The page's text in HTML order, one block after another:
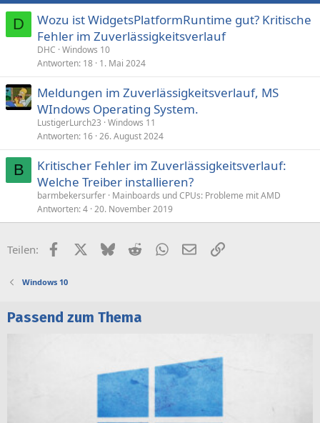
D
Wozu ist WidgetsPlatformRuntime gut? Kritische
Fehler im Zuverlässigkeitsverlauf
DHC Windows 10
Antworten 18 1. Mai 2024
Meldungen im Zuverlässigkeitsverlauf, MS
WIndows Operating System.
LustigerLurch23 Windows 11
Antworten 16 26. August 2024
B
Kritischer Fehler im Zuverlässigkeitsverlauf:
Welche Treiber installieren?
barmbekersurfer Mainboards und CPUs: Probleme mit AMD
Antworten 4 20. November 2019
Teilen: FacebookX (Twitter)
BlueskyRedditWhatsApp
E-MailLink
Windows 10
Passend zum Thema